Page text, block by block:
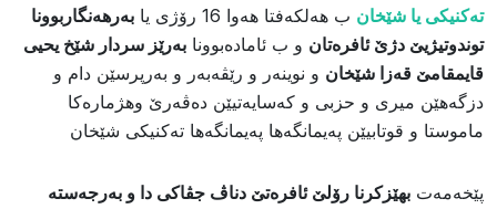
تەکنیکی یا شێخان ب هەلکەفتا هەوا 16 رۆژی یا
بەرهەنگاربوونا
توندوتیژیێ دژێ ئافرەتان و ب ئامادەبوونا بەرێز سردار شێخ یحیى
قایمقامێ قەزا شێخان و نوینەر و رێڤەبەر و بەرپرسێن دام و
دزگەهێن میری و حزبی و کەسایەتیێن دەڤەرێ وهژمارەکا
ماموستا و قوتابیێن پەیمانگەها پەیمانگەها تەکنیکی شێخان
پێخەمەت بهێزکرنا رۆلێ ئافرەتێ دناڤ جڤاکی دا و بەرجەستە